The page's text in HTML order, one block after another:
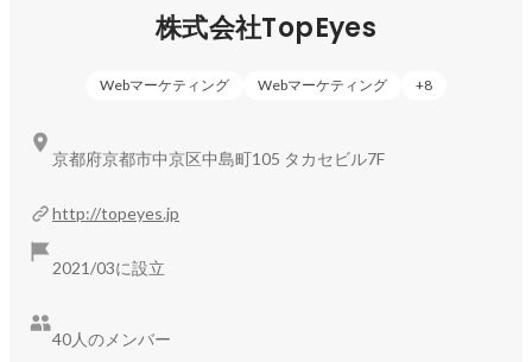
株式会社TopEyes
Webマーケティング Webマーケティング +8
http://topeyes.jp
2021/03に設立
40人のメンバー
京都府京都市中京区中島町105 タカセビル7F